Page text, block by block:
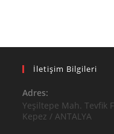
İletişim Bilgileri
Adres:
Yeşiltepe Mah. Tevfik
Kepez / ANTALYA